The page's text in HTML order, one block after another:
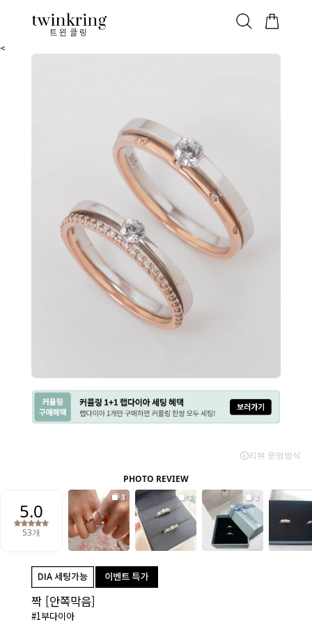
트윈클링
ALL 베스트 안쪽막음 웨딩/다이아 가드링/반지
<
짝 [안쪽막음]
#1부다이아